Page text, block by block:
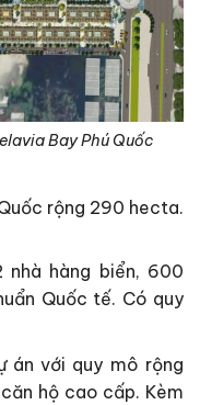
Bay Phú Quốc
rộng 290 hecta.
nhà hàng biển, 600
Quốc tế. Có quy
án với quy mô rộng
hộ cao cấp. Kèm